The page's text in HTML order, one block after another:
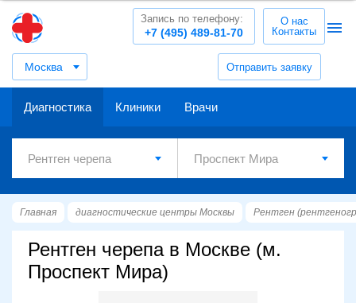
Москва Отправить заявку
+7 (495) 489-81-70
Запись по телефону:
О нас
Контакты
Диагностика Клиники Врачи
Главная диагностические центры Москвы Рентген
Рентген черепа в Москве (м.
Проспект Мира)